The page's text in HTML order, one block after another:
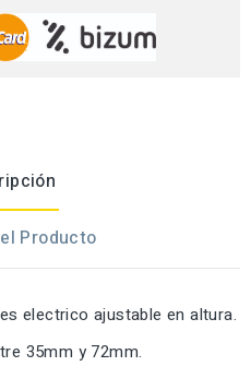
Producto
electrico ajustable en altura.
35mm y 72mm.